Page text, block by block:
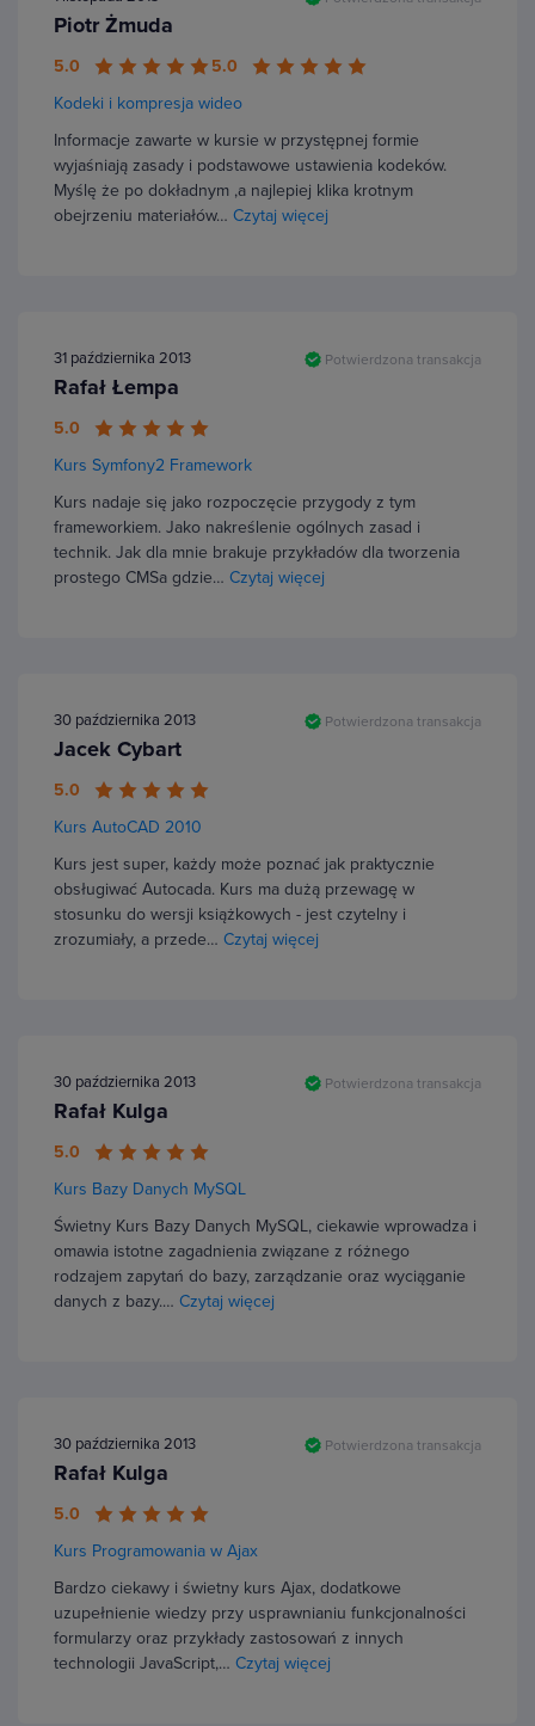
Piotr Żmuda
5.0
5.0
Kodeki i kompresja wideo
Informacje zawarte w kursie w przystępnej formie
wyjaśniają zasady i podstawowe ustawienia kodeków.
Myślę że po dokładnym ,a najlepiej klika krotnym
obejrzeniu materiałów… Czytaj więcej
31 października 2013 Potwierdzona transakcja
Rafał Łempa
5.0
Kurs Symfony2 Framework
Kurs nadaje się jako rozpoczęcie przygody z tym
frameworkiem. Jako nakreślenie ogólnych zasad i
technik. Jak dla mnie brakuje przykładów dla tworzenia
prostego CMSa gdzie… Czytaj więcej
30 października 2013 Potwierdzona transakcja
Jacek Cybart
5.0
Kurs AutoCAD 2010
Kurs jest super, każdy może poznać jak praktycznie
obsługiwać Autocada. Kurs ma dużą przewagę w
stosunku do wersji książkowych - jest czytelny i
zrozumiały, a przede… Czytaj więcej
30 października 2013 Potwierdzona transakcja
Rafał Kulga
5.0
Kurs Bazy Danych MySQL
Świetny Kurs Bazy Danych MySQL, ciekawie wprowadza i
omawia istotne zagadnienia związane z różnego
rodzajem zapytań do bazy, zarządzanie oraz wyciąganie
danych z bazy.… Czytaj więcej
30 października 2013 Potwierdzona transakcja
Rafał Kulga
5.0
Kurs Programowania w Ajax
Bardzo ciekawy i świetny kurs Ajax, dodatkowe
uzupełnienie wiedzy przy usprawnianiu funkcjonalności
formularzy oraz przykłady zastosowań z innych
technologii JavaScript,… Czytaj więcej